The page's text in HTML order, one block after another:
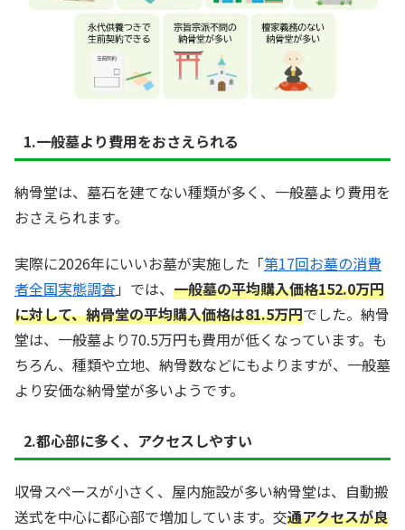
1.一般墓より費用をおさえられる
納骨堂は、墓石を建てない種類が多く、一般墓より費用を
おさえられます。
実際に2026年にいいお墓が実施した「第17回お墓の消費
者全国実態調査」では、 一般墓の平均購入価格152.0万円
に対して、納骨堂の平均購入価格は81.5万円でした。納骨
堂は、一般墓より70.5万円も費用が低くなっています。も
ちろん、種類や立地、納骨数などにもよりますが、一般墓
より安価な納骨堂が多いようです。
2.都心部に多く、アクセスしやすい
収骨スペースが小さく、屋内施設が多い納骨堂は、自動搬
送式を中心に都心部で増加しています。交通アクセスが良